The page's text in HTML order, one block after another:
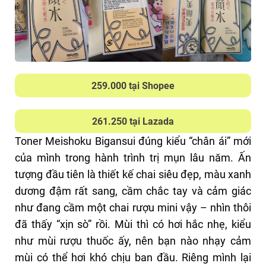
Dù hiệu quả se khít lỗ chân lông chưa rõ lắm với
mình, nhưng khả năng cấp ẩm và làm dịu thì mình
đánh giá rất cao. Thiết kế chai cũng rất đẹp, trong
suốt, tối giản và tinh tế – đúng gu mình luôn. Nếu
bạn đang tìm một loại toner nhẹ dịu, hiệu quả và
đáng tin cậy, thì mình nghĩ em này rất đáng thử.
Giá khoảng 350.000đ cho chai 210ml – tính ra khá
hời cho một sản phẩm chất lượng và dùng được
lâu dài như vậy!
Xem thêm:Review toner rau má Centella
Skin1004 có nên mua không?
ĐIỂM TỐT
Dưỡng ẩm tốt, giúp làm dịu da và giảm viêm.
Công thức nhẹ dịu, chiết xuất từ thiên nhiên.
259.000 tại Shopee
261.250 tại Lazada
Toner Meishoku Bigansui đúng kiểu “chân ái” mới
của mình trong hành trình trị mụn lâu năm. Ấn
tượng đầu tiên là thiết kế chai siêu đẹp, màu xanh
dương đậm rất sang, cầm chắc tay và cảm giác
như đang cầm một chai rượu mini vậy – nhìn thôi
đã thấy “xịn sò” rồi. Mùi thì có hơi hắc nhẹ, kiểu
như mùi rượu thuốc ấy, nên bạn nào nhạy cảm
mùi có thể hơi khó chịu ban đầu. Riêng mình lại